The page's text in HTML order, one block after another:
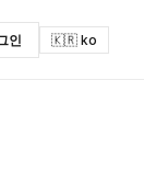
인 🇰🇷 ko